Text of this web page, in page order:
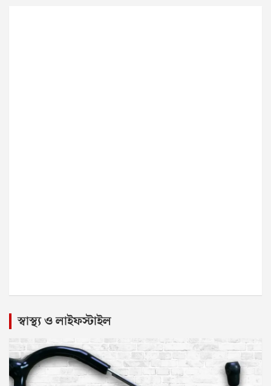
স্বাস্থ্য ও লাইফস্টাইল